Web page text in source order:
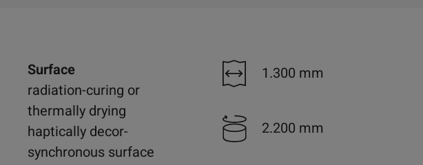
Surface
radiation-curing or
thermally drying
haptically decor-
synchronous surface
1.300 mm
2.200 mm